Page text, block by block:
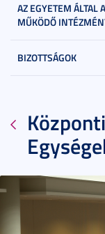
AZ EGYETEM ÁLTAL
MŰKÖDŐ
BIZOTTSÁGOK